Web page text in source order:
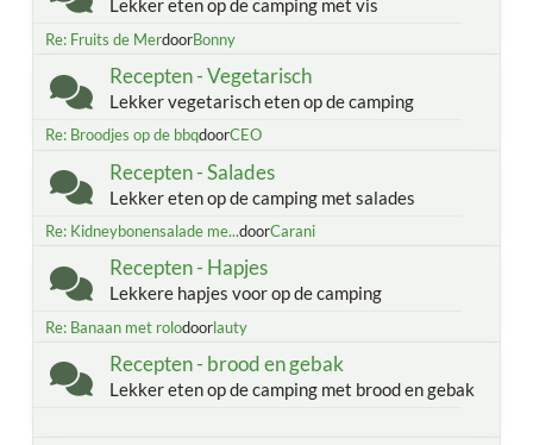
Lekker eten op de camping met vis
Re: Fruits de MerdoorBonny
Recepten - Vegetarisch
Lekker vegetarisch eten op de camping
Re: Broodjes op de bbqdoorCEO
Recepten - Salades
Lekker eten op de camping met salades
Re: Kidneybonensalade me...doorCarani
Recepten - Hapjes
Lekkere hapjes voor op de camping
Re: Banaan met rolodoorlauty
Recepten - brood en gebak
Lekker eten op de camping met brood en gebak